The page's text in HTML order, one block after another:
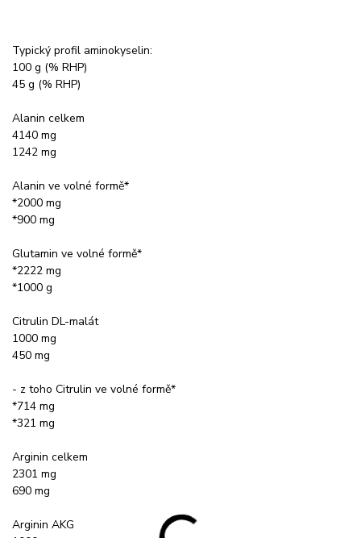
Typický profil aminokyselin:
100 g (% RHP)
45 g (% RHP)
Alanin celkem
4140 mg
1242 mg
Alanin ve volné formě*
*2000 mg
*900 mg
Glutamin ve volné formě*
*2222 mg
*1000 g
Citrulin DL-malát
1000 mg
450 mg
- z toho Citrulin ve volné formě*
*714 mg
*321 mg
Arginin celkem
2301 mg
690 mg
Arginin AKG